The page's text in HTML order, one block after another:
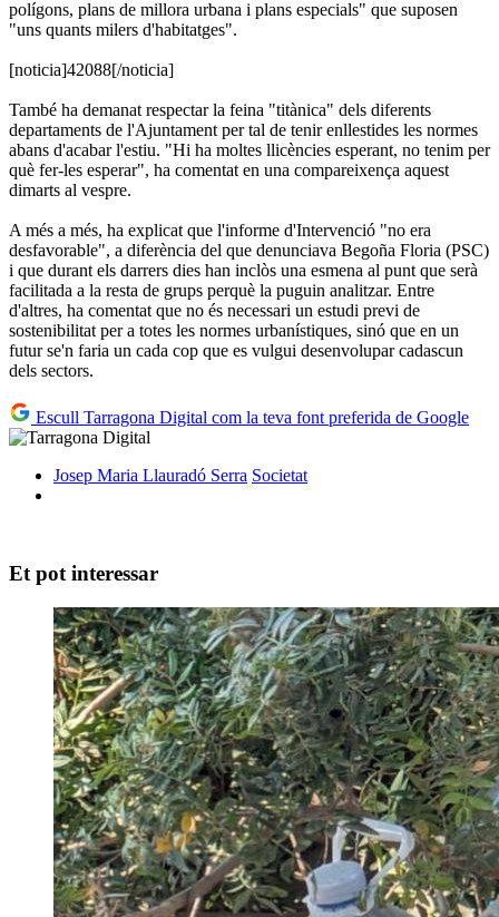
polígons, plans de millora urbana i plans especials" que suposen
"uns quants milers d'habitatges".
[noticia]42088[/noticia]
També ha demanat respectar la feina "titànica" dels diferents
departaments de l'Ajuntament per tal de tenir enllestides les normes
abans d'acabar l'estiu. "Hi ha moltes llicències esperant, no tenim per
què fer-les esperar", ha comentat en una compareixença aquest
dimarts al vespre.
A més a més, ha explicat que l'informe d'Intervenció "no era
desfavorable", a diferència del que denunciava Begoña Floria (PSC)
i que durant els darrers dies han inclòs una esmena al punt que serà
facilitada a la resta de grups perquè la puguin analitzar. Entre
d'altres, ha comentat que no és necessari un estudi previ de
sostenibilitat per a totes les normes urbanístiques, sinó que en un
futur se'n faria un cada cop que es vulgui desenvolupar cadascun
dels sectors.
Escull Tarragona Digital com la teva font preferida de Google
Josep Maria Llauradó Serra Societat
Et pot interessar